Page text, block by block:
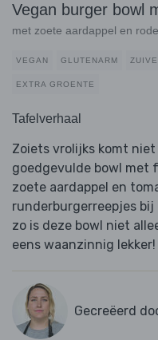
Vegan burger bowl
met zoete aardappel en
VEGAN GLUTENARM
EXTRA GROENTE
Tafelverhaal
Zoiets vrolijks komt
goedgevulde bowl met
zoete aardappel en
runderburgerreepjes
zo is deze bowl niet
eens waanzinnig lekker!
Gecreëerd